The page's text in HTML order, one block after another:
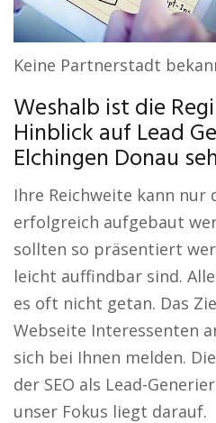
Keine Partnerstadt
Weshalb ist die
Hinblick auf Lead
Elchingen Donau
Ihre Reichweite kann nur
erfolgreich aufgebaut
sollten so präsentiert
leicht auffindbar sind.
es oft nicht getan. Das
Webseite Interessenten
sich bei Ihnen melden.
der SEO als Lead-
unser Fokus liegt darauf.